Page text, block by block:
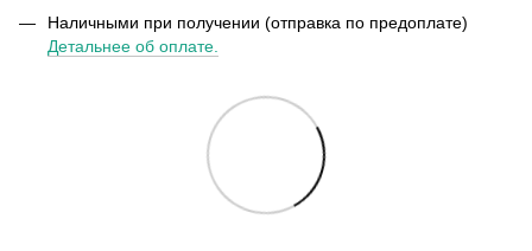
Наличными при получении (отправка по предоплате)
Детальнее об оплате.